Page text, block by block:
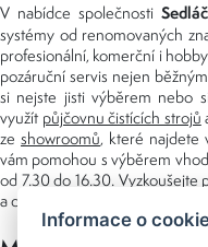
V nabídce společnosti
systémy od renomovaných
profesionální, komerční i
pozáruční servis nejen
si nejste jisti výběrem nebo
využít půjčovnu čistících strojů
ze showroomů, které najdete
vám pomohou s výběrem
od 7.30 do 16.30.
a dobře poslouží nejen doma,
Informace o